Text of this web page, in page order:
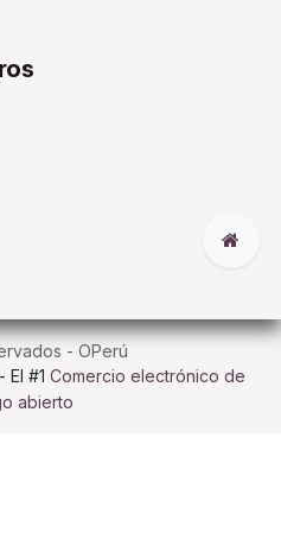
- OPerú
- El #1 Comercio electrónico de
abierto